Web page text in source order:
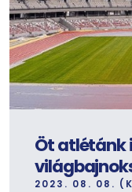
Öt atlétánk
2023. 08. 08.